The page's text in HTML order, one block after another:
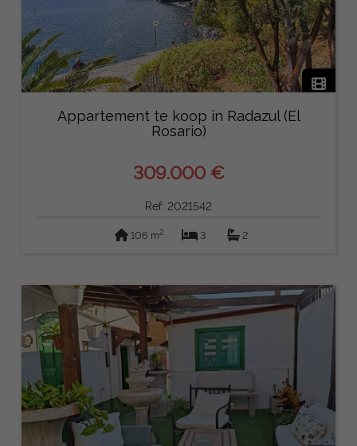
Appartement te koop in Radazul (El
Rosario)
309.000 €
Ref: 2021542
106 m2 3 2